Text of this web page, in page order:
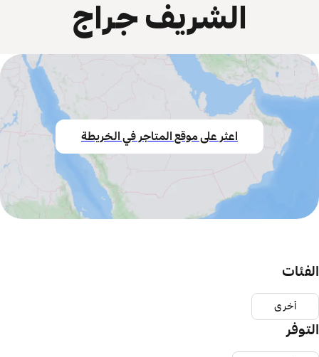
الشريف جراج
اعثر على موقع المتاجر في الخريطة
الفئات
أخرى
التوفر